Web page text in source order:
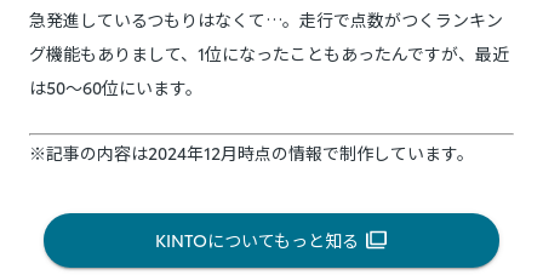
急発進しているつもりはなくて…。走行で点数がつくランキン
グ機能もありまして、1位になったこともあったんですが、最近
は50～60位にいます。
※記事の内容は2024年12月時点の情報で制作しています。
KINTOについてもっと知る